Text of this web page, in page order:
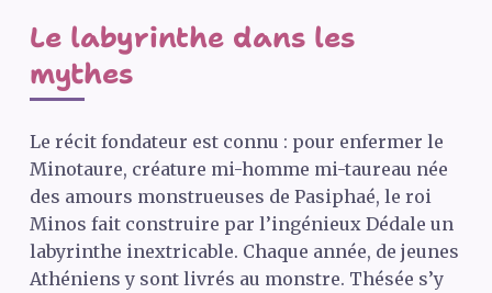
Le labyrinthe dans les
mythes
Le récit fondateur est connu : pour enfermer le
Minotaure, créature mi-homme mi-taureau née
des amours monstrueuses de Pasiphaé, le roi
Minos fait construire par l’ingénieux Dédale un
labyrinthe inextricable. Chaque année, de jeunes
Athéniens y sont livrés au monstre. Thésée s’y